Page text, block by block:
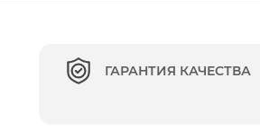
ГАРАНТИЯ КАЧЕСТВА